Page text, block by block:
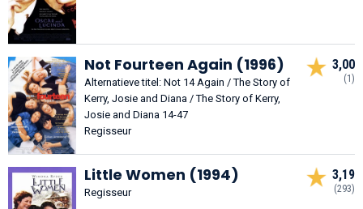
Not Fourteen Again (1996)
Alternatieve titel: Not 14 Again / The Story of
Kerry, Josie and Diana / The Story of Kerry,
Josie and Diana 14-47
Regisseur
3,00
(1)
Little Women (1994)
Regisseur
3,19
(293)